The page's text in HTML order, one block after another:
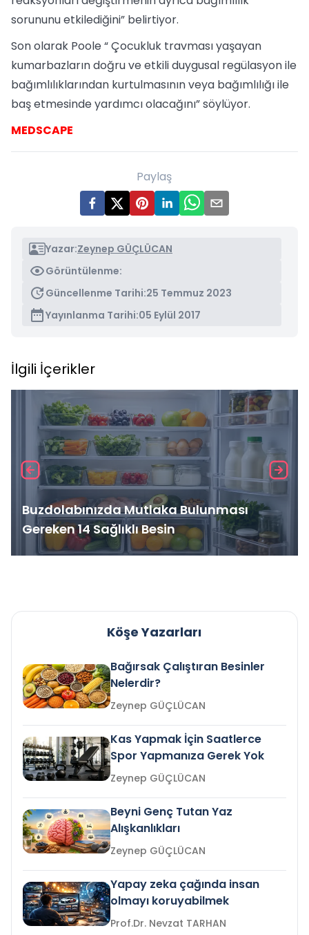
sorununu etkilediğini” belirtiyor.
Son olarak Poole “ Çocukluk travması yaşayan
kumarbazların doğru ve etkili duygusal regülasyon ile
bağımlılıklarından kurtulmasının veya bağımlılığı ile
baş etmesinde yardımcı olacağını” söylüyor.
MEDSCAPE
Paylaş
Yazar:Zeynep GÜÇLÜCAN
Görüntülenme:
Güncellenme Tarihi:25 Temmuz 2023
Yayınlanma Tarihi:05 Eylül 2017
İlgili İçerikler
Buzdolabınızda Mutlaka Bulunması
Gereken 14 Sağlıklı Besin
Köşe Yazarları
Bağırsak Çalıştıran Besinler
Nelerdir?
Zeynep GÜÇLÜCAN
Kas Yapmak İçin Saatlerce
Spor Yapmanıza Gerek Yok
Zeynep GÜÇLÜCAN
Beyni Genç Tutan Yaz
Alışkanlıkları
Zeynep GÜÇLÜCAN
Yapay zeka çağında insan
olmayı koruyabilmek
Prof.Dr. Nevzat TARHAN